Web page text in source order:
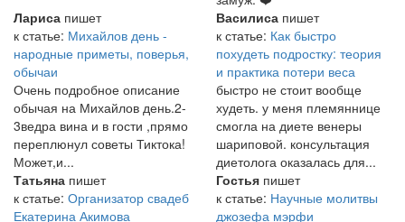
Лариса пишет
к статье: Михайлов день -
народные приметы, поверья,
обычаи
Очень подробное описание
обычая на Михайлов день.2-
3ведра вина и в гости ,прямо
переплюнул советы Тиктока!
Может,и...
Василиса пишет
к статье: Как быстро
похудеть подростку: теория
и практика потери веса
быстро не стоит вообще
худеть. у меня племяннице
смогла на диете венеры
шариповой. консультация
диетолога оказалась для...
Татьяна пишет
к статье: Организатор свадеб
Екатерина Акимова
Гостья пишет
к статье: Научные молитвы
джозефа мэрфи